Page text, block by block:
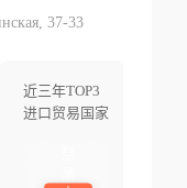
37-33
近三年TOP3
进口贸易国家